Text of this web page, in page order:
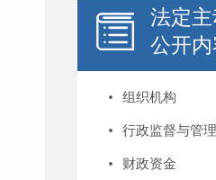
法定主
公开
组织机构
行政监督与管理
财政资金